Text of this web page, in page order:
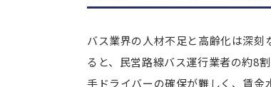
バス業界の人材不足と高齢化は深
ると、民営路線バス運行業者の約8
手ドライバーの確保が難しく、賃